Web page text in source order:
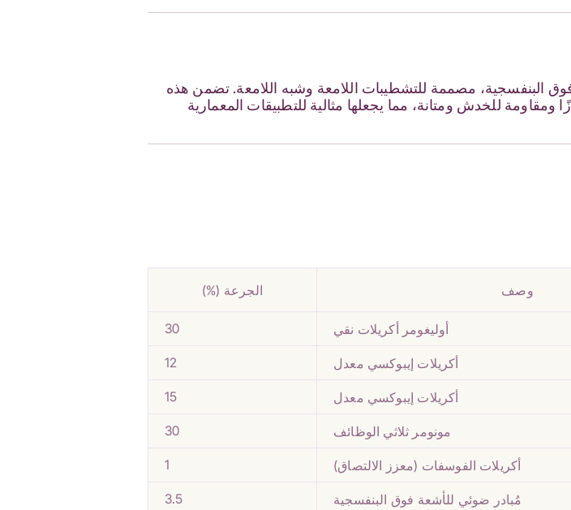
البنفسجية، مصممة للتشطيبات اللامعة وشبه اللامعة. تضمن هذه
ومقاومة للخدش ومتانة، مما يجعلها مثالية للتطبيقات المعمارية
وصف الجرعة (%)
أوليغومر أكريلات نقي 30
أكريلات إيبوكسي معدل 12
أكريلات إيبوكسي معدل 15
مونومر ثلاثي الوظائف 30
أكريلات الفوسفات (معزز الالتصاق) 1
مُبادر ضوئي للأشعة فوق البنفسجية 3.5